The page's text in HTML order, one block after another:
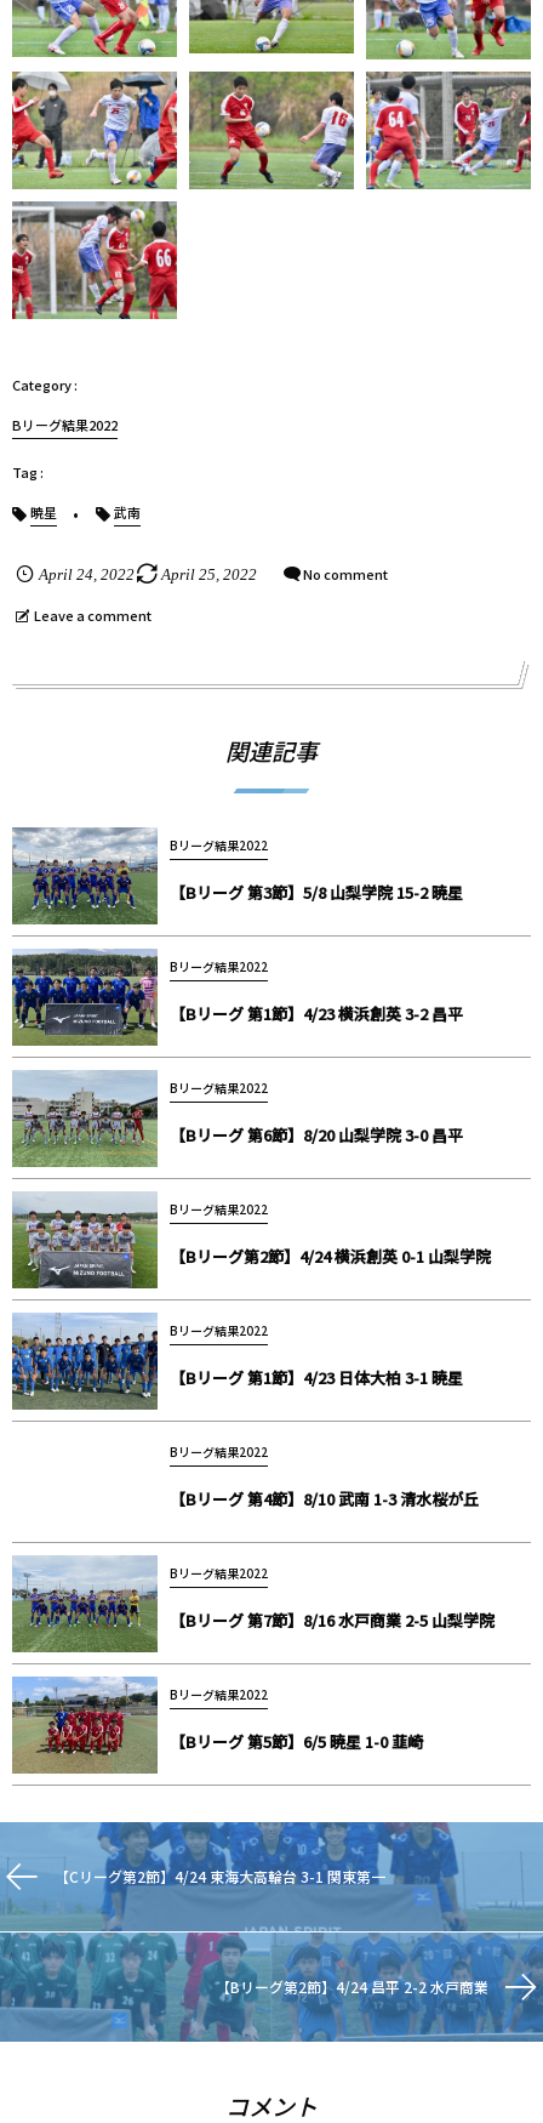
Bリーグ結果2022
暁星 武南
April 24, 2022 April 25, 2022 No comment
Leave a comment
関連記事
Bリーグ結果2022
【Bリーグ 第3節】5/8 山梨学院 15-2 暁星
Bリーグ結果2022
【Bリーグ 第1節】4/23 横浜創英 3-2 昌平
Bリーグ結果2022
【Bリーグ 第6節】8/20 山梨学院 3-0 昌平
Bリーグ結果2022
【Bリーグ第2節】4/24 横浜創英 0-1 山梨学院
Bリーグ結果2022
【Bリーグ 第1節】4/23 日体大柏 3-1 暁星
Bリーグ結果2022
【Bリーグ 第4節】8/10 武南 1-3 清水桜が丘
Bリーグ結果2022
【Bリーグ 第7節】8/16 水戸商業 2-5 山梨学院
Bリーグ結果2022
【Bリーグ 第5節】6/5 暁星 1-0 韮崎
【Cリーグ第2節】4/24 東海大高輪台 3-1 関東第一
【Bリーグ第2節】4/24 昌平 2-2 水戸商業
コメント